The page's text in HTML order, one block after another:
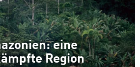
eine
Region